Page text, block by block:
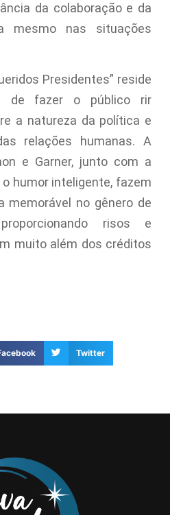
da colaboração e da
mesmo nas situações
Presidentes” reside
de fazer o público rir
a natureza da política e
relações humanas. A
e Garner, junto com a
humor inteligente, fazem
memorável no gênero de
risos e
muito além dos créditos
Twitter